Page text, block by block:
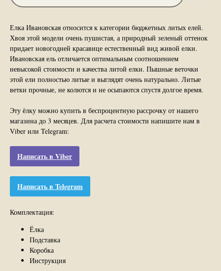
Елка Ивановская относится к категории бюджетных литых елей.
Хвоя этой модели очень пушистая, а природный зеленый оттенок
придает новогодней красавице естественный вид живой елки.
Ивановская ель отличается оптимальным соотношением
невысокой стоимости и качества литой елки. Пышные веточки
этой ели полностью литые и выглядят очень натурально. Литые
ветки прочные, не колются и не осыпаются спустя долгое время.
Эту ёлку можно купить в беспроцентную рассрочку от нашего
магазина до 3 месяцев. Для расчета стоимости напишите нам в
Viber или Telegram:
Написать в Viber
Написать в Telegram
Комплектация:
Ёлка
Подставка
Коробка
Инструкция